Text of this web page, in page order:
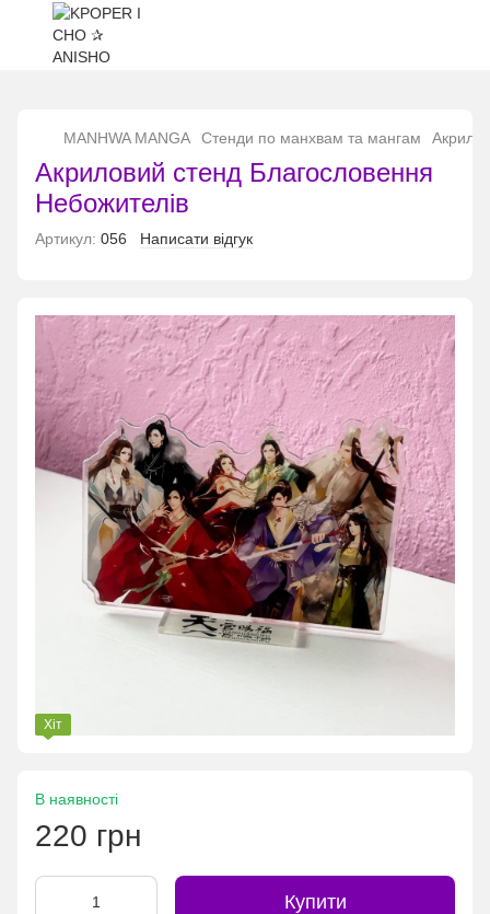
MANHWA MANGA Стенди по манхвам та мангам
Акриловий стенд Благословення
Небожителів
Артикул: 056 Написати відгук
Хіт
В наявності
220 грн
Купити